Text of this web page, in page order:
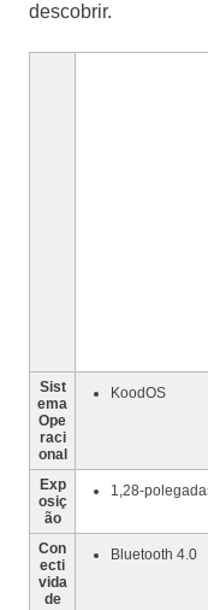
descobrir.
Sist
ema
Ope
raci
onal
KoodOS
Exp
osiç
ão
1,28-
Con
ecti
vida
de
Bluetooth 4.0